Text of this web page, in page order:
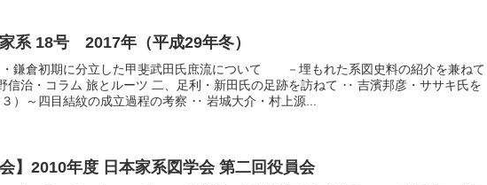
系 18号 2017年（平成29年冬）
・鎌倉初期に分立した甲斐武田氏庶流について －埋もれた系図史料の紹介を兼ねて
信治・コラム 旅とルーツ 二、足利・新田氏の足跡を訪ねて ‥ 吉濱邦彦・ササキ氏を
）～四目結紋の成立過程の考察 ‥ 岩城大介・村上源...
会】2010年度 日本家系図学会 第二回役員会